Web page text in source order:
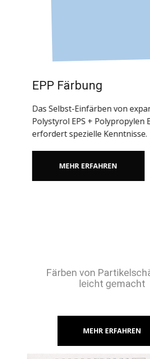
EPP Färbung
Das Selbst-Einfärben von
Polystyrol EPS + Polypropylen
erfordert spezielle Kenntnisse.
MEHR ERFAHREN
Färben von
leicht
MEHR ERFAHREN